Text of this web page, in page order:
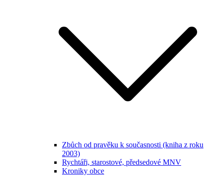
Zbůch od pravěku k současnosti (kniha z roku
2003)
Rychtáři, starostové, předsedové MNV
Kroniky obce